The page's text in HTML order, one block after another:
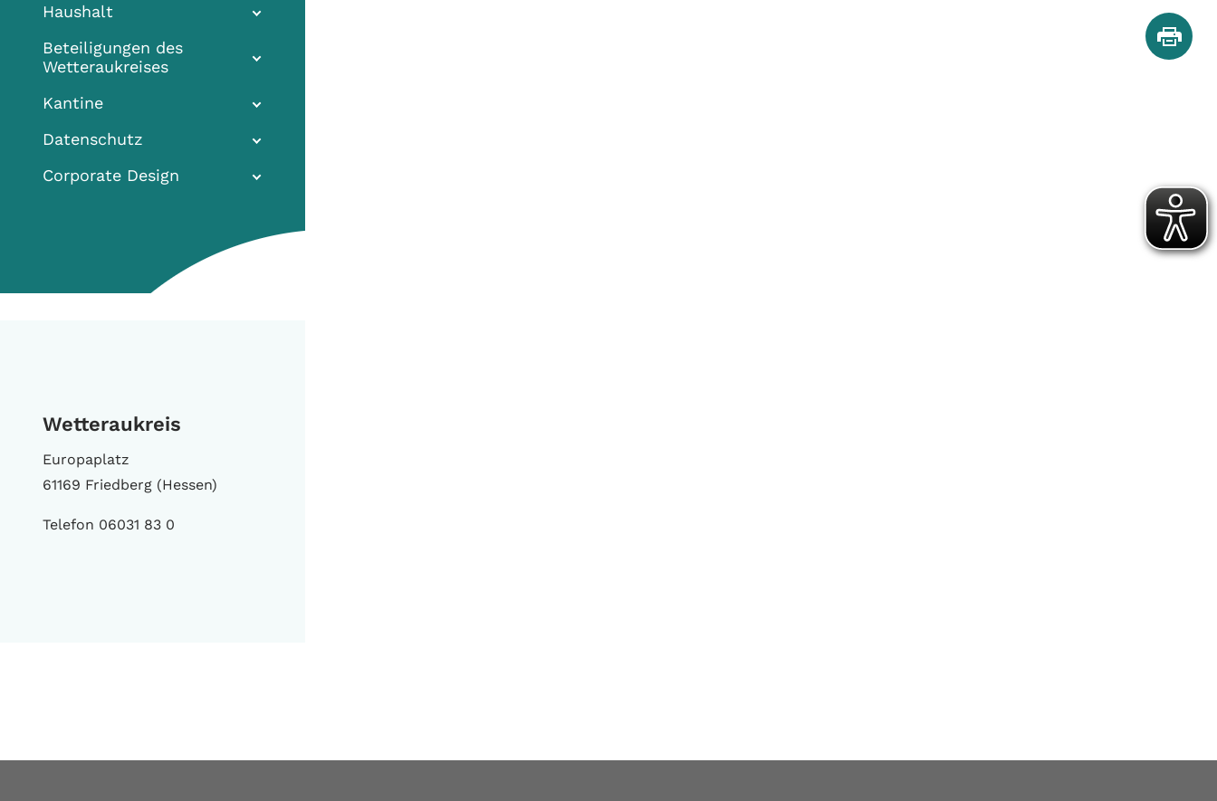
Haushalt
Beteiligungen des
Wetteraukreises
Kantine
Datenschutz
Corporate Design
Wetteraukreis
Europaplatz
61169 Friedberg (Hessen)
Telefon 06031 83 0